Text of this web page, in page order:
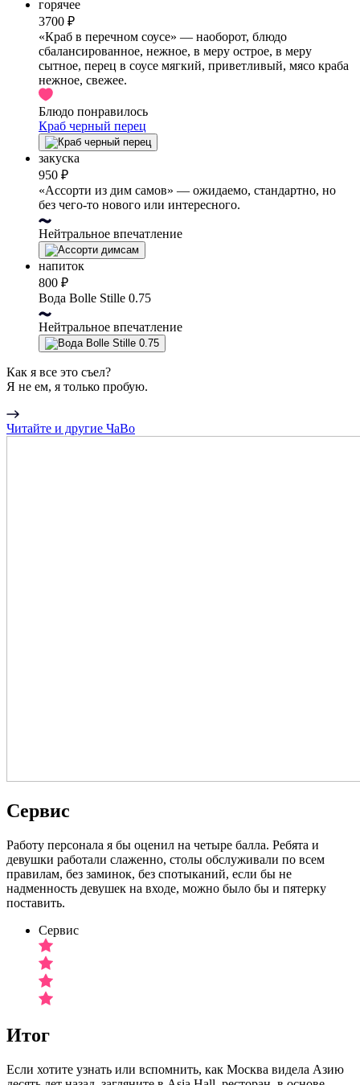
горячее
3700 ₽
«Краб в перечном соусе» — наоборот, блюдо
сбалансированное, нежное, в меру острое, в меру
сытное, перец в соусе мягкий, приветливый, мясо краба
нежное, свежее.
Блюдо понравилось
Краб черный перец
закуска
950 ₽
«Ассорти из дим самов» — ожидаемо, стандартно, но
без чего-то нового или интересного.
Нейтральное впечатление
напиток
800 ₽
Вода Bolle Stille 0.75
Нейтральное впечатление
Как я все это съел?
Я не ем, я только пробую.
Читайте и другие ЧаВо
Сервис
Работу персонала я бы оценил на четыре балла. Ребята и
девушки работали слаженно, столы обслуживали по всем
правилам, без заминок, без спотыканий, если бы не
надменность девушек на входе, можно было бы и пятерку
поставить.
Сервис
Итог
Если хотите узнать или вспомнить, как Москва видела Азию